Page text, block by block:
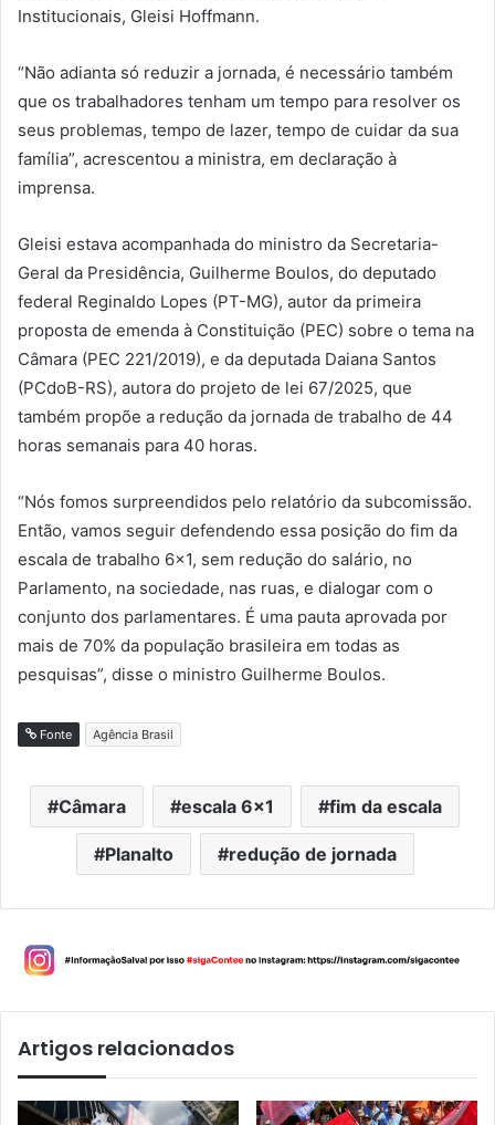
Institucionais, Gleisi Hoffmann.
“Não adianta só reduzir a jornada, é necessário também
que os trabalhadores tenham um tempo para resolver os
seus problemas, tempo de lazer, tempo de cuidar da sua
família”, acrescentou a ministra, em declaração à
imprensa.
Gleisi estava acompanhada do ministro da Secretaria-
Geral da Presidência, Guilherme Boulos, do deputado
federal Reginaldo Lopes (PT-MG), autor da primeira
proposta de emenda à Constituição (PEC) sobre o tema na
Câmara (PEC 221/2019), e da deputada Daiana Santos
(PCdoB-RS), autora do projeto de lei 67/2025, que
também propõe a redução da jornada de trabalho de 44
horas semanais para 40 horas.
“Nós fomos surpreendidos pelo relatório da subcomissão.
Então, vamos seguir defendendo essa posição do fim da
escala de trabalho 6×1, sem redução do salário, no
Parlamento, na sociedade, nas ruas, e dialogar com o
conjunto dos parlamentares. É uma pauta aprovada por
mais de 70% da população brasileira em todas as
pesquisas”, disse o ministro Guilherme Boulos.
Fonte Agência Brasil
Câmara escala 6x1 fim da escala
Planalto redução de jornada
Artigos relacionados